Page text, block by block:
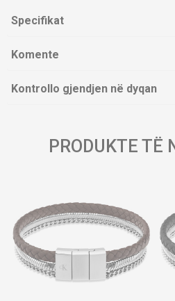
Specifikat
Komente
Kontrollo gjendjen në dyqan
PRODUKTE TË